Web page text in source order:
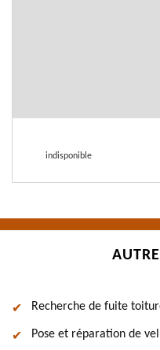
indisponible
Recherche de fuite
Pose et réparation de